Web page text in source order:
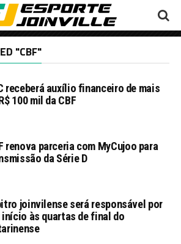
"CBF"
receberá auxílio financeiro de mais
100 mil da CBF
renova parceria com MyCujoo para
da Série D
joinvilense será responsável por
início às quartas de final do